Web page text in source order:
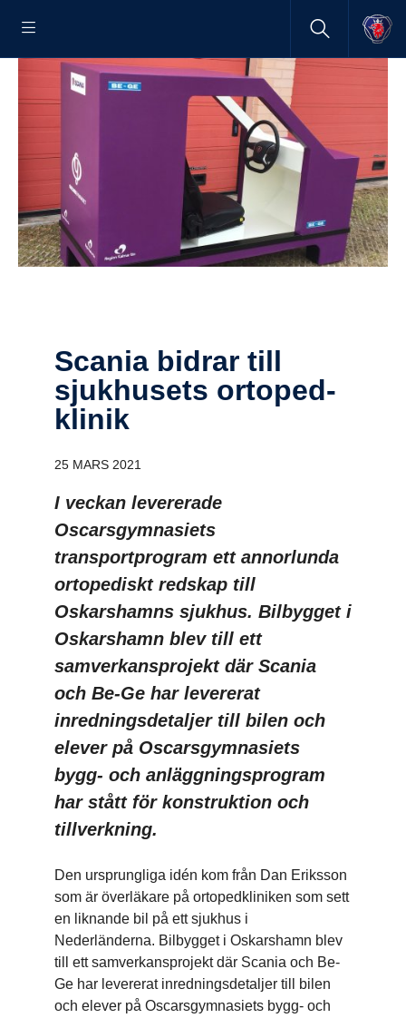
Scania bidrar till
sjukhu­sets ortoped­
klinik
25 MARS 2021
I veckan levererade
Oscarsgymnasiets
transportprogram ett annorlunda
ortopediskt redskap till
Oskarshamns sjukhus. Bilbygget i
Oskarshamn blev till ett
samverkansprojekt där Scania
och Be-Ge har levererat
inredningsdetaljer till bilen och
elever på Oscarsgymnasiets
bygg- och anläggningsprogram
har stått för konstruktion och
tillverkning.
Den ursprungliga idén kom från Dan Eriksson
som är överläkare på ortopedkliniken som sett
en liknande bil på ett sjukhus i
Nederländerna. Bilbygget i Oskarshamn blev
till ett samverkansprojekt där Scania och Be-
Ge har levererat inredningsdetaljer till bilen
och elever på Oscarsgymnasiets bygg- och